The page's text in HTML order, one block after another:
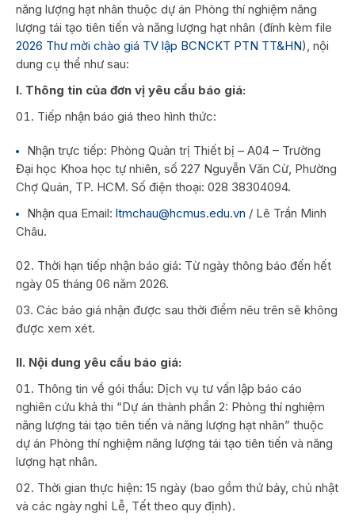
năng lượng hạt nhân thuộc dự án Phòng thí nghiệm năng
lượng tái tạo tiên tiến và năng lượng hạt nhân (đính kèm file
2026 Thư mời chào giá TV lập BCNCKT PTN TT&HN), nội
dung cụ thể như sau:
I. Thông tin của đơn vị yêu cầu báo giá:
Tiếp nhận báo giá theo hình thức:
Nhận trực tiếp: Phòng Quản trị Thiết bị – A04 – Trường
Đại học Khoa học tự nhiên, số 227 Nguyễn Văn Cừ, Phường
Chợ Quán, TP. HCM. Số điện thoại: 028 38304094.
Nhận qua Email: ltmchau@hcmus.edu.vn / Lê Trần Minh
Châu.
Thời hạn tiếp nhận báo giá: Từ ngày thông báo đến hết
ngày 05 tháng 06 năm 2026.
Các báo giá nhận được sau thời điểm nêu trên sẽ không
được xem xét.
II. Nội dung yêu cầu báo giá:
Thông tin về gói thầu: Dịch vụ tư vấn lập báo cáo
nghiên cứu khả thi “Dự án thành phần 2: Phòng thí nghiệm
năng lượng tái tạo tiên tiến và năng lượng hạt nhân” thuộc
dự án Phòng thí nghiệm năng lượng tái tạo tiên tiến và năng
lượng hạt nhân.
Thời gian thực hiện: 15 ngày (bao gồm thứ bảy, chủ nhật
và các ngày nghỉ Lễ, Tết theo quy định).